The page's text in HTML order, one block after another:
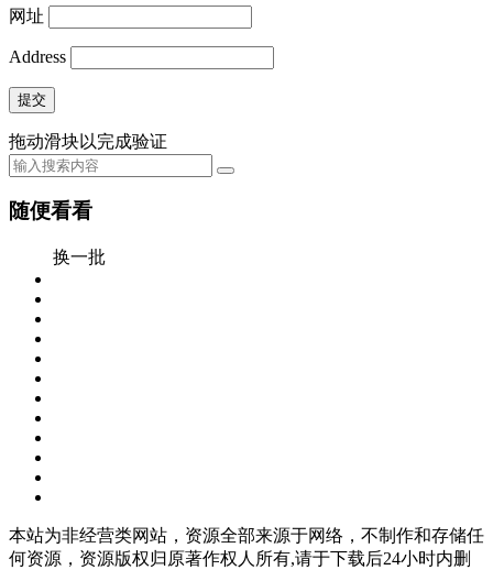
网址
Address
提交
拖动滑块以完成验证
随便看看
换一批
本站为非经营类网站，资源全部来源于网络，不制作和存储任
何资源，资源版权归原著作权人所有,请于下载后24小时内删